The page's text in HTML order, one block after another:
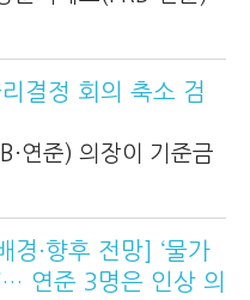
결정 회의 축소 검
연준) 의장이 기준금
·향후 전망] ‘물가
연준 3명은 인상 의